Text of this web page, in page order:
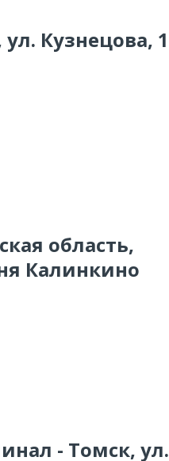
Кузнецова, 1
область,
Калинкино
- Томск, ул.